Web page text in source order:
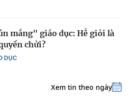
DỤC
mắng" giáo dục: Hễ giỏi là
chửi?
Xem tin theo ngày